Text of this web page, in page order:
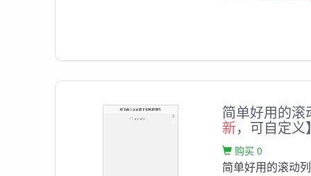
简单好用的
新，可自定义
购买 0
简单好用的滚动